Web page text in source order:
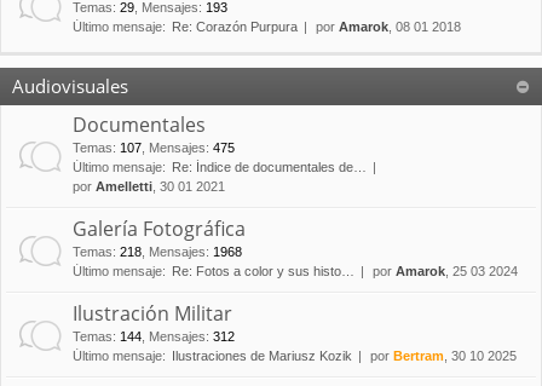
Temas: 29 Mensajes: 193
Último mensaje:
Re: Corazón Purpura por Amarok , 08 01 2018
Audiovisuales
Documentales
Temas: 107 Mensajes: 475
Último mensaje:
Re: Índice de documentales de…
por Amelletti , 30 01 2021
Galería Fotográfica
Temas: 218 Mensajes: 1968
Último mensaje:
Re: Fotos a color y sus histo… por Amarok , 25 03 2024
Ilustración Militar
Temas: 144 Mensajes: 312
Último mensaje:
Ilustraciones de Mariusz Kozik por Bertram , 30 10 2025